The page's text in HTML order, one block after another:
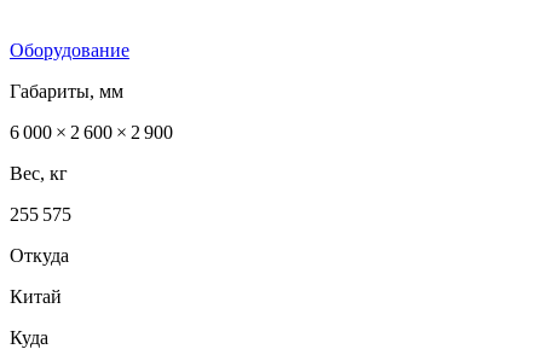
Оборудование
Габариты, мм
6 000 × 2 600 × 2 900
Вес, кг
255 575
Откуда
Китай
Куда